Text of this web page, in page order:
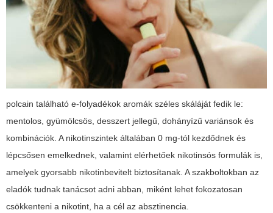
polcain található e-folyadékok aromák széles skáláját fedik le:
mentolos, gyümölcsös, desszert jellegű, dohányízű variánsok és
kombinációk. A nikotinszintek általában 0 mg-tól kezdődnek és
lépcsősen emelkednek, valamint elérhetőek nikotinsós formulák is,
amelyek gyorsabb nikotinbevitelt biztosítanak. A szakboltokban az
eladók tudnak tanácsot adni abban, miként lehet fokozatosan
csökkenteni a nikotint, ha a cél az absztinencia.